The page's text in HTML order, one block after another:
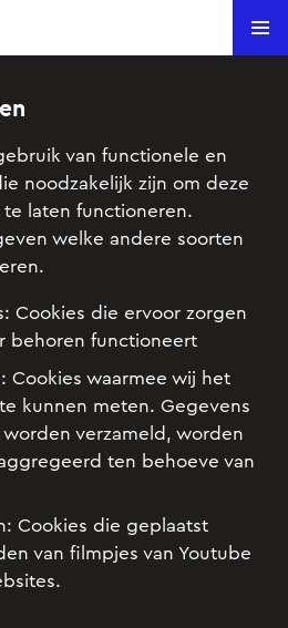
Search
(HAVO12
en magnetisch veld, Inductie
dynamo.
van functionele en
noodzakelijk zijn om deze
laten functioneren.
welke andere soorten
Cookies die ervoor zorgen
behoren functioneert
Cookies waarmee wij het
kunnen meten. Gegevens
verzameld, worden
ten behoeve van
Cookies die geplaatst
van filmpjes van Youtube